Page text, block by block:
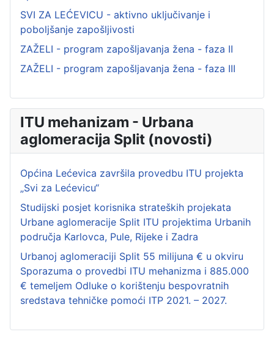
SVI ZA LEĆEVICU - aktivno uključivanje i
poboljšanje zapošljivosti
ZAŽELI - program zapošljavanja žena - faza II
ZAŽELI - program zapošljavanja žena - faza III
ITU mehanizam - Urbana
aglomeracija Split (novosti)
Općina Lećevica završila provedbu ITU projekta
„Svi za Lećevicu“
Studijski posjet korisnika strateških projekata
Urbane aglomeracije Split ITU projektima Urbanih
područja Karlovca, Pule, Rijeke i Zadra
Urbanoj aglomeraciji Split 55 milijuna € u okviru
Sporazuma o provedbi ITU mehanizma i 885.000
€ temeljem Odluke o korištenju bespovratnih
sredstava tehničke pomoći ITP 2021. – 2027.